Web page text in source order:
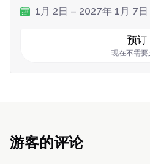
1月 2日 – 2027年 1月 7日
预订
现在不需要
游客的评论